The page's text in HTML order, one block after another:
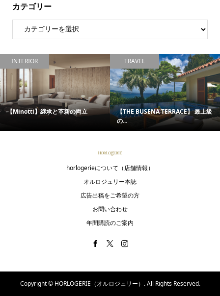
カテゴリー
INTERIOR
【Minotti】継承と革新の両立
TRAVEL
【THE BUSENA TERRACE】 最上級
の...
horlogerieについて（店舗情報）
オルロジュリー本誌
広告出稿をご希望の方
お問い合わせ
年間購読のご案内
Copyright ©HORLOGERIE（オルロジュリー）. All Rights Reserved.